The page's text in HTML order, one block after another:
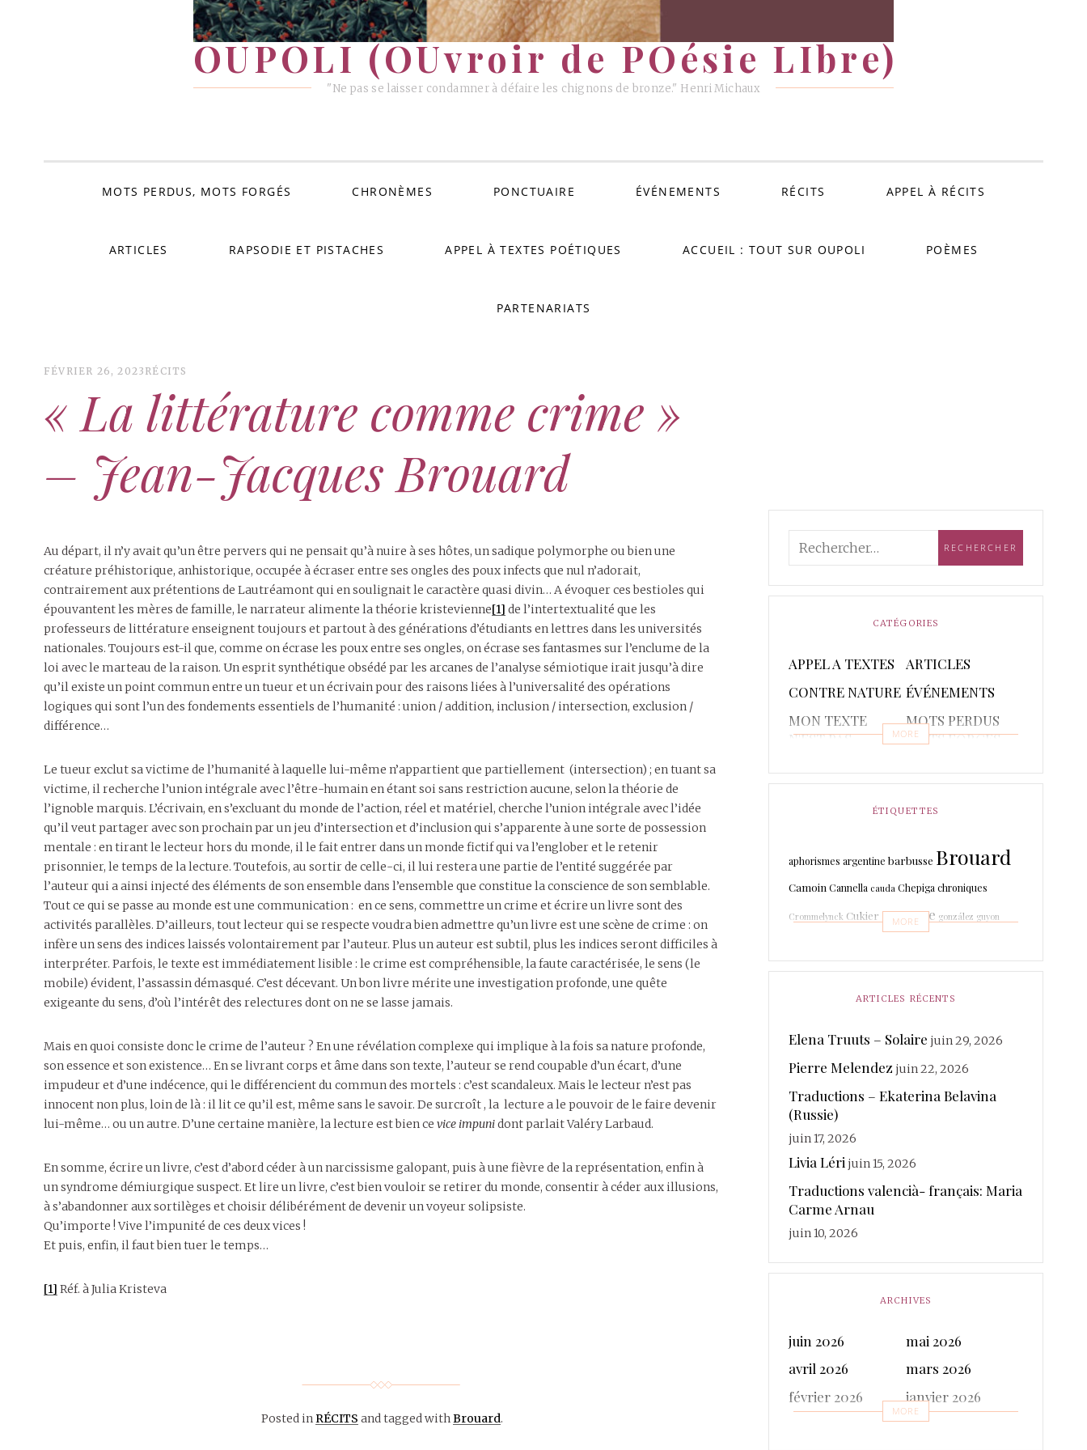
OUPOLI (OUvroir de POésie LIbre)
"Ne pas se laisser condamner à défaire les chignons de bronze." Henri Michaux
MOTS PERDUS, MOTS FORGÉS CHRONÈMES PONCTUAIRE ÉVÉNEMENTS RÉCITS APPEL À RÉCITS
ARTICLES RAPSODIE ET PISTACHES APPEL À TEXTES POÉTIQUES ACCUEIL : TOUT SUR OUPOLI POÈMES
PARTENARIATS
FÉVRIER 26, 2023 RÉCITS
« La littérature comme crime »
– Jean-Jacques Brouard
Au départ, il n’y avait qu’un être pervers qui ne pensait qu’à nuire à ses hôtes, un sadique polymorphe ou bien une
créature préhistorique, anhistorique, occupée à écraser entre ses ongles des poux infects que nul n’adorait,
contrairement aux prétentions de Lautréamont qui en soulignait le caractère quasi divin… A évoquer ces bestioles qui
épouvantent les mères de famille, le narrateur alimente la théorie kristevienne[1] de l’intertextualité que les
professeurs de littérature enseignent toujours et partout à des générations d’étudiants en lettres dans les universités
nationales. Toujours est-il que, comme on écrase les poux entre ses ongles, on écrase ses fantasmes sur l’enclume de la
loi avec le marteau de la raison. Un esprit synthétique obsédé par les arcanes de l’analyse sémiotique irait jusqu’à dire
qu’il existe un point commun entre un tueur et un écrivain pour des raisons liées à l’universalité des opérations
logiques qui sont l’un des fondements essentiels de l’humanité : union / addition, inclusion / intersection, exclusion /
différence…
Le tueur exclut sa victime de l’humanité à laquelle lui-même n’appartient que partiellement (intersection) ; en tuant sa
victime, il recherche l’union intégrale avec l’être-humain en étant soi sans restriction aucune, selon la théorie de
l’ignoble marquis. L’écrivain, en s’excluant du monde de l’action, réel et matériel, cherche l’union intégrale avec l’idée
qu’il veut partager avec son prochain par un jeu d’intersection et d’inclusion qui s’apparente à une sorte de possession
mentale : en tirant le lecteur hors du monde, il le fait entrer dans un monde fictif qui va l’englober et le retenir
prisonnier, le temps de la lecture. Toutefois, au sortir de celle-ci, il lui restera une partie de l’entité suggérée par
l’auteur qui a ainsi injecté des éléments de son ensemble dans l’ensemble que constitue la conscience de son semblable.
Tout ce qui se passe au monde est une communication : en ce sens, commettre un crime et écrire un livre sont des
activités parallèles. D’ailleurs, tout lecteur qui se respecte voudra bien admettre qu’un livre est une scène de crime : on
infère un sens des indices laissés volontairement par l’auteur. Plus un auteur est subtil, plus les indices seront difficiles à
interpréter. Parfois, le texte est immédiatement lisible : le crime est compréhensible, la faute caractérisée, le sens (le
mobile) évident, l’assassin démasqué. C’est décevant. Un bon livre mérite une investigation profonde, une quête
exigeante du sens, d’où l’intérêt des relectures dont on ne se lasse jamais.
Mais en quoi consiste donc le crime de l’auteur ? En une révélation complexe qui implique à la fois sa nature profonde,
son essence et son existence… En se livrant corps et âme dans son texte, l’auteur se rend coupable d’un écart, d’une
impudeur et d’une indécence, qui le différencient du commun des mortels : c’est scandaleux. Mais le lecteur n’est pas
innocent non plus, loin de là : il lit ce qu’il est, même sans le savoir. De surcroît , la lecture a le pouvoir de le faire devenir
lui-même… ou un autre. D’une certaine manière, la lecture est bien ce vice impunidont parlait Valéry Larbaud.
En somme, écrire un livre, c’est d’abord céder à un narcissisme galopant, puis à une fièvre de la représentation, enfin à
un syndrome démiurgique suspect. Et lire un livre, c’est bien vouloir se retirer du monde, consentir à céder aux illusions,
à s’abandonner aux sortilèges et choisir délibérément de devenir un voyeur solipsiste.
Qu’importe ! Vive l’impunité de ces deux vices !
Et puis, enfin, il faut bien tuer le temps…
[1] Réf. à Julia Kristeva
Posted in RÉCITS and tagged with Brouard.
CATÉGORIES
APPEL A TEXTES
ARTICLES
CONTRE NATURE ÉVÉNEMENTS
MON TEXTE
N'EST PAS
MOTS PERDUS
MOTS FORGES
POÈMES
PONCTUAIRE
RAPSODIES ET
RÉCITS
TRADUCTIONS
MORE
ÉTIQUETTES
aphorismes argentine barbusse Brouard
Camoin Cannella cauda Chepiga chroniques
Crommelynck Cukier espagne gonzález guyon
Marrodan
Paisantphotographies Poésiequintuor
RateauReal Rivière Kéraval
Rosin Ruhaud
valencià vanderplancke
MORE
ARTICLES RÉCENTS
Elena Truuts – Solaire juin 29, 2026
Pierre Melendez juin 22, 2026
Traductions – Ekaterina Belavina
(Russie)
juin 17, 2026
Livia Léri juin 15, 2026
Traductions valencià- français: Maria
Carme Arnau
juin 10, 2026
ARCHIVES
juin 2026
mai 2026
avril 2026
mars 2026
février 2026
janvier 2026
décembre 2025
novembre 2025
MORE